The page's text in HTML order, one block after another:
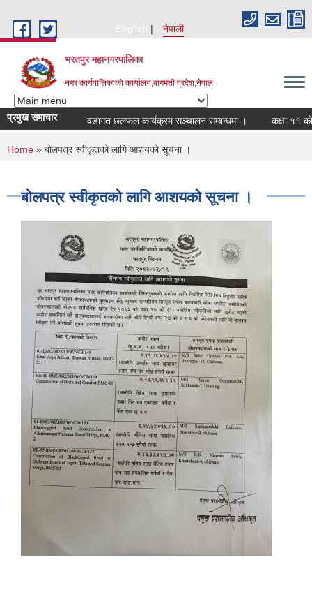
English
नेपाली
भरतपुर महानगरपालिका
नगर कार्यपालिकाको कार्यालय,बागमती प्रदेश,नेपाल
प्रमुख समाचार वडागत छलफल कार्यक्रम सञ्चालन सम्बन्धमा । कक्षा ११ को
You are here
Home » बोलपत्र स्वीकृतको लागि आशयको सूचना ।
बोलपत्र स्वीकृतको लागि आशयको सूचना ।